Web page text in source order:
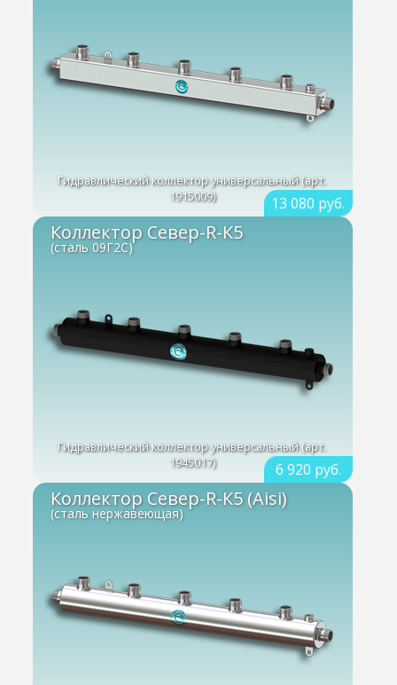
13 080 руб.
Гидравлический коллектор универсальный (арт.
1915009)
6 920 руб.
Коллектор Север-R-К5
(сталь 09Г2С)
Гидравлический коллектор универсальный (арт.
1945017)
Коллектор Север-R-К5 (Aisi)
(сталь нержавеющая)